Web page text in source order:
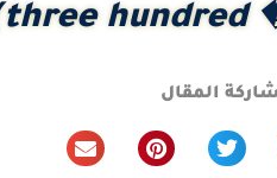
hundred
المقال